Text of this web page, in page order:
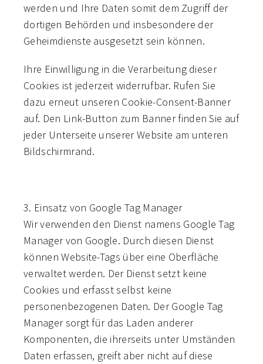
werden und Ihre Daten somit dem Zugriff der
dortigen Behörden und insbesondere der
Geheimdienste ausgesetzt sein können.
Ihre Einwilligung in die Verarbeitung dieser
Cookies ist jederzeit widerrufbar. Rufen Sie
dazu erneut unseren Cookie-Consent-Banner
auf. Den Link-Button zum Banner finden Sie auf
jeder Unterseite unserer Website am unteren
Bildschirmrand.
3. Einsatz von Google Tag Manager
Wir verwenden den Dienst namens Google Tag
Manager von Google. Durch diesen Dienst
können Website-Tags über eine Oberfläche
verwaltet werden. Der Dienst setzt keine
Cookies und erfasst selbst keine
personenbezogenen Daten. Der Google Tag
Manager sorgt für das Laden anderer
Komponenten, die ihrerseits unter Umständen
Daten erfassen, greift aber nicht auf diese